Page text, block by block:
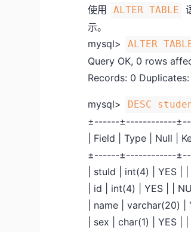
使用
ALTER TABLE
示。
mysql>
ALTER
Query OK, 0 rows
Records: 0
mysql> DESC
±------±------------
| Field | Type | Null |
±------±------------
| stuId | int(4) | YES | |
| id | int(4) | YES | |
| name | varchar(20) |
| sex | char(1) | YES | |